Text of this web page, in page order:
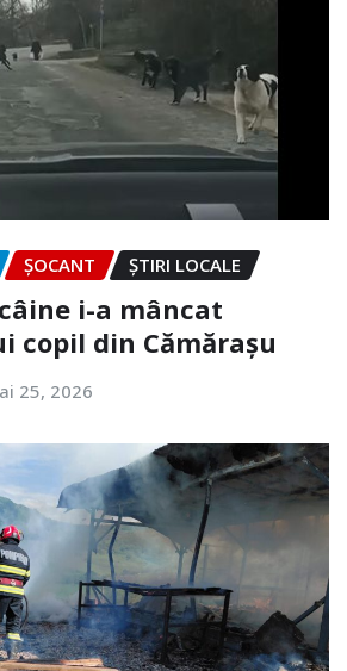
ȘOCANT ȘTIRI LOCALE
câine i-a mâncat
copil din Cămărașu
25, 2026